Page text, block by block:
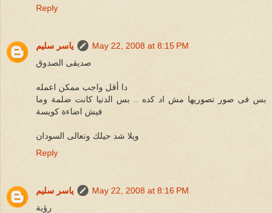
Reply
ياسر سليم
May 22, 2008 at 8:15 PM
صديقى الصدوق
دا أقل واجب ممكن اعمله
بس فى صور تصوريها مش اد كده .. بس الدنيا كانت ضلمة وما
فيش اضاءة كويسة
ويلا شد حيلك وتعالى السودان
Reply
ياسر سليم
May 22, 2008 at 8:16 PM
رؤية